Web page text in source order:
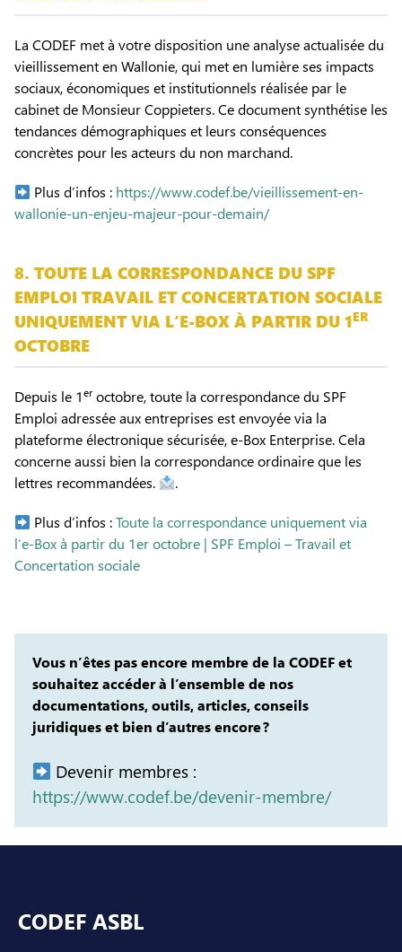
La CODEF met à votre disposition une analyse actualisée du
vieillissement en Wallonie, qui met en lumière ses impacts
sociaux, économiques et institutionnels réalisée par le
cabinet de Monsieur Coppieters. Ce document synthétise les
tendances démographiques et leurs conséquences
concrètes pour les acteurs du non marchand.
Plus d’infos : https://www.codef.be/vieillissement-en-
wallonie-un-enjeu-majeur-pour-demain/
8. TOUTE LA CORRESPONDANCE DU SPF
EMPLOI TRAVAIL ET CONCERTATION SOCIALE
UNIQUEMENT VIA L’E-BOX À PARTIR DU 1ER
OCTOBRE
Depuis le 1 eroctobre, toute la correspondance du SPF
Emploi adressée aux entreprises est envoyée via la
plateforme électronique sécurisée, e-Box Enterprise. Cela
concerne aussi bien la correspondance ordinaire que les
lettres recommandées.
.
Plus d’infos :Toute la correspondance uniquement via
l’e-Box à partir du 1er octobre | SPF Emploi – Travail et
Concertation sociale
Vous n’êtes pas encore membre de la CODEF et
souhaitez accéder à l’ensemble de nos
documentations, outils, articles, conseils
juridiques et bien d’autres encore ?
Devenir membres :
https://www.codef.be/devenir-membre/
CODEF ASBL